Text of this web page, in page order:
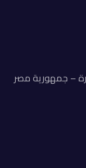
– جمهورية مصر